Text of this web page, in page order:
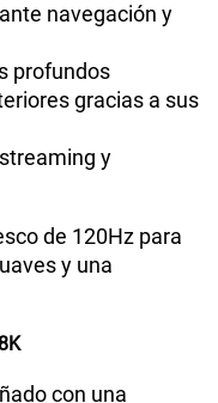
navegación y
profundos
gracias a sus
y
de 120Hz para
y una
con una